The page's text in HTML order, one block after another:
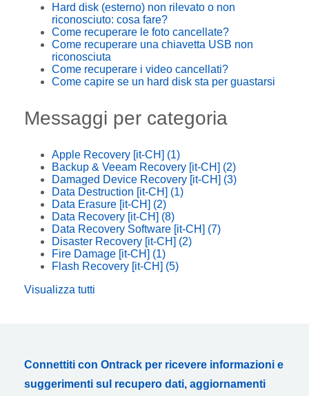
Hard disk (esterno) non rilevato o non
riconosciuto: cosa fare?
Come recuperare le foto cancellate?
Come recuperare una chiavetta USB non
riconosciuta
Come recuperare i video cancellati?
Come capire se un hard disk sta per guastarsi
Messaggi per categoria
Apple Recovery [it-CH] (1)
Backup & Veeam Recovery [it-CH] (2)
Damaged Device Recovery [it-CH] (3)
Data Destruction [it-CH] (1)
Data Erasure [it-CH] (2)
Data Recovery [it-CH] (8)
Data Recovery Software [it-CH] (7)
Disaster Recovery [it-CH] (2)
Fire Damage [it-CH] (1)
Flash Recovery [it-CH] (5)
Visualizza tutti
Connettiti con Ontrack per ricevere informazioni e
suggerimenti sul recupero dati, aggiornamenti